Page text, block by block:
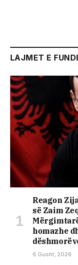
LAJMET E
Reagon
së Zaim
homazhe
6 Gusht, 2026